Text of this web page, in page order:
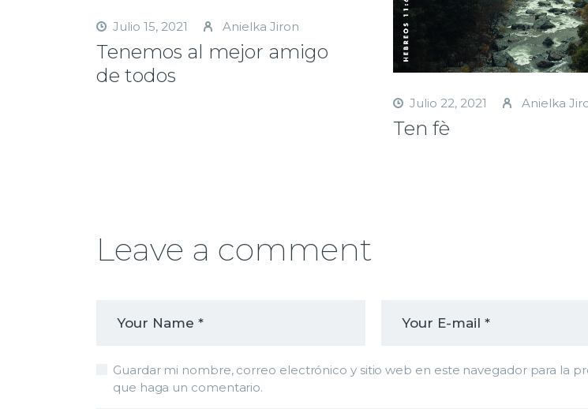
Julio 15, 2021 Anielka Jiron
Tenemos al mejor amigo
de todos
Julio 22, 2021 Anielka
Ten fè
Leave a comment
Guardar mi nombre, correo electrónico y sitio web en este navegador para la
que haga un comentario.